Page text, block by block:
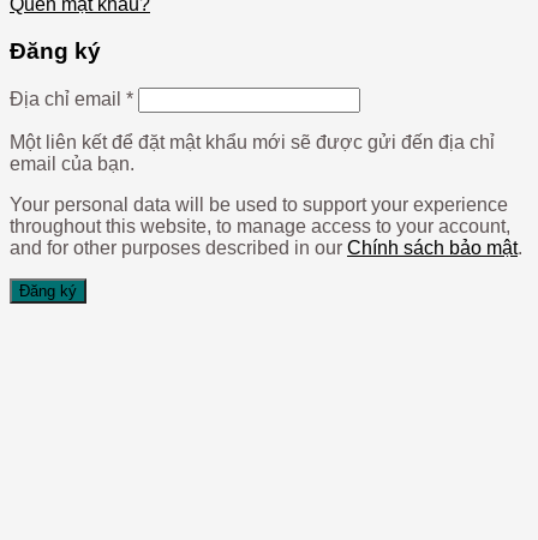
Quên mật khẩu?
Đăng ký
Địa chỉ email *
Một liên kết để đặt mật khẩu mới sẽ được gửi đến địa chỉ
email của bạn.
Your personal data will be used to support your experience
throughout this website, to manage access to your account,
and for other purposes described in our Chính sách bảo mật.
Đăng ký